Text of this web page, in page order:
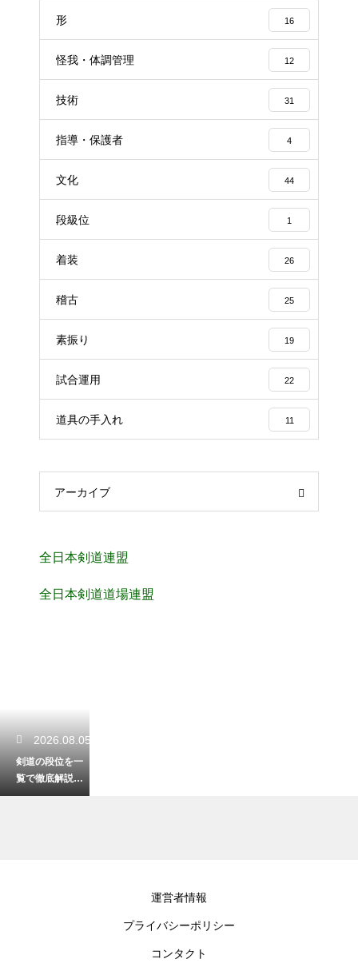
形 16
怪我・体調管理 12
技術 31
指導・保護者 4
文化 44
段級位 1
着装 26
稽古 25
素振り 19
試合運用 22
道具の手入れ 11
アーカイブ
全日本剣道連盟
全日本剣道道場連盟
2026.08.05
剣道の段位を一
覧で徹底解説！
初心者から最高
運営者情報
プライバシーポリシー
コンタクト